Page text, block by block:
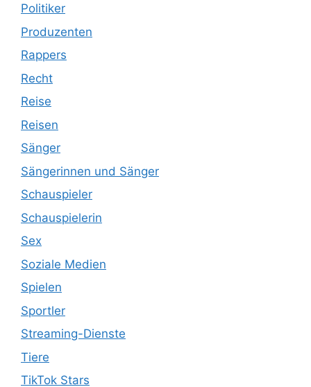
Politiker
Produzenten
Rappers
Recht
Reise
Reisen
Sänger
Sängerinnen und Sänger
Schauspieler
Schauspielerin
Sex
Soziale Medien
Spielen
Sportler
Streaming-Dienste
Tiere
TikTok Stars